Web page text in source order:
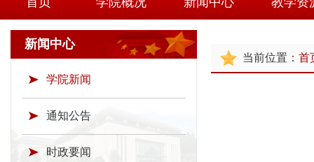
学院简介
现任领导 通知公告 师资队
新闻中心
学院新闻
通知公告
时政要闻
当前位置： 首